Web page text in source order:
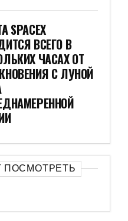
SPACEX
ВСЕГО В
ЧАСАХ ОТ
С ЛУНОЙ
ПОСМОТРЕТЬ